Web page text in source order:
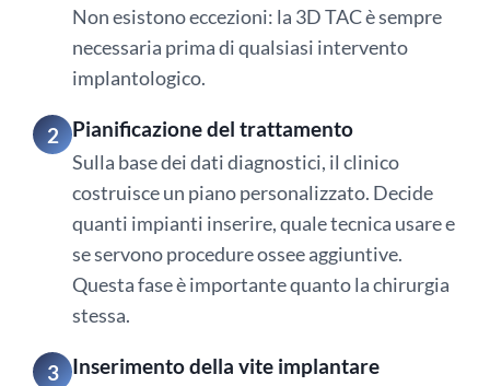
Non esistono eccezioni: la 3D TAC è sempre
necessaria prima di qualsiasi intervento
implantologico.
2 Pianificazione del trattamento
Sulla base dei dati diagnostici, il clinico
costruisce un piano personalizzato. Decide
quanti impianti inserire, quale tecnica usare e
se servono procedure ossee aggiuntive.
Questa fase è importante quanto la chirurgia
stessa.
3 Inserimento della vite implantare